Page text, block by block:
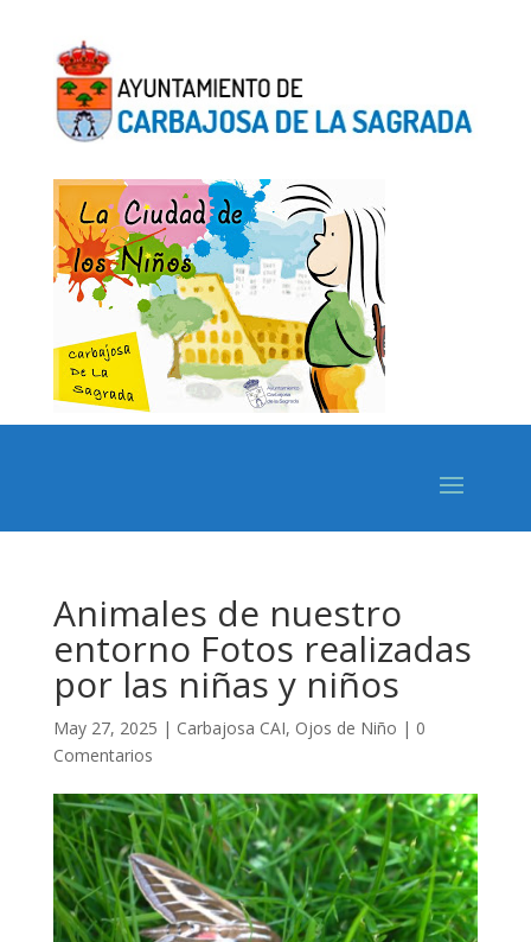
Animales de nuestro
entorno Fotos realizadas
por las niñas y niños
May 27, 2025 | Carbajosa CAI, Ojos de Niño | 0
Comentarios